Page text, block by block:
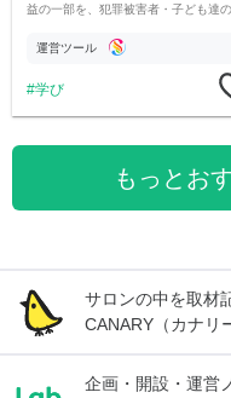
益の一部を、犯罪被害者・子ども達
す運営ツール
学び
もっとお
サロンの中を取材
CANARY（カナリ
企画・開設・運営